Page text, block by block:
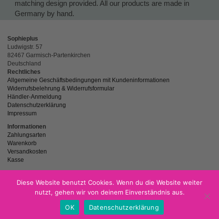
matching design provided. All our products are made in
Germany by hand.
Sophieplus
Ludwigstr. 57
82467 Garmisch-Partenkirchen
Deutschland
Rechtliches
Allgemeine Geschäftsbedingungen mit Kundeninformationen
Widerrufsbelehrung & Widerrufsformular
Händler-Anmeldung
Datenschutzerklärung
Impressum
Informationen
Zahlungsarten
Warenkorb
Versandkosten
Kasse
powered byNetzspitze.de
Diese Website benutzt Cookies. Wenn du die Website weiter
nutzt, gehen wir von deinem Einverständnis aus.
OK
Datenschutzerklärung